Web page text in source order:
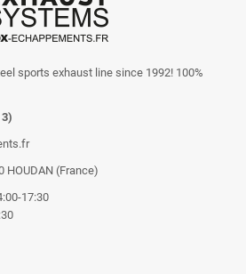
sports exhaust line since 1992! 100%
HOUDAN (France)
17:30